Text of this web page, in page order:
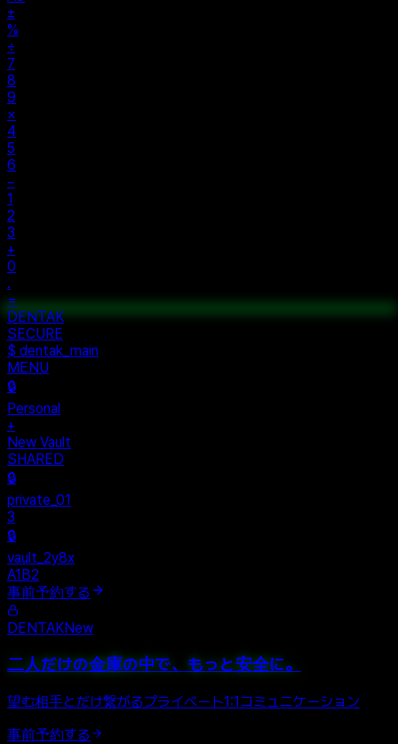
±
%
÷
7
8
9
×
4
5
6
−
1
2
3
+
0
.
=
$ auth...
$ vault --ok
DENTAK
ACCESS OK
DENTAK
SECURE
$ dentak_main
MENU
🔒
Personal
+
New Vault
SHARED
🔒
private_01
3
🔒
vault_2y8x
事前予約する
DENTAK New
二人だけの金庫の中で、もっと安全に。